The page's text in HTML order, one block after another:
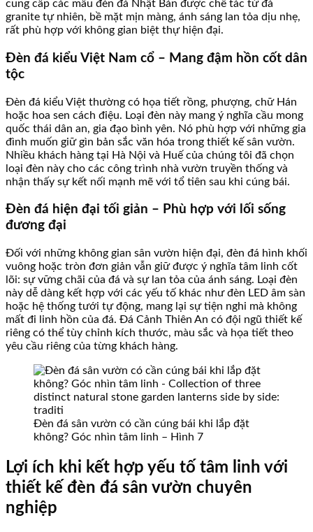
cung cấp các mẫu đèn đá Nhật Bản được chế tác từ đá
granite tự nhiên, bề mặt mịn màng, ánh sáng lan tỏa dịu nhẹ,
rất phù hợp với không gian biệt thự hiện đại.
Đèn đá kiểu Việt Nam cổ – Mang đậm hồn cốt dân
tộc
Đèn đá kiểu Việt thường có họa tiết rồng, phượng, chữ Hán
hoặc hoa sen cách điệu. Loại đèn này mang ý nghĩa cầu mong
quốc thái dân an, gia đạo bình yên. Nó phù hợp với những gia
đình muốn giữ gìn bản sắc văn hóa trong thiết kế sân vườn.
Nhiều khách hàng tại Hà Nội và Huế của chúng tôi đã chọn
loại đèn này cho các công trình nhà vườn truyền thống và
nhận thấy sự kết nối mạnh mẽ với tổ tiên sau khi cúng bái.
Đèn đá hiện đại tối giản – Phù hợp với lối sống
đương đại
Đối với những không gian sân vườn hiện đại, đèn đá hình khối
vuông hoặc tròn đơn giản vẫn giữ được ý nghĩa tâm linh cốt
lõi: sự vững chãi của đá và sự lan tỏa của ánh sáng. Loại đèn
này dễ dàng kết hợp với các yếu tố khác như đèn LED âm sàn
hoặc hệ thống tưới tự động, mang lại sự tiện nghi mà không
mất đi linh hồn của đá. Đá Cảnh Thiên An có đội ngũ thiết kế
riêng có thể tùy chỉnh kích thước, màu sắc và họa tiết theo
yêu cầu riêng của từng khách hàng.
Đèn đá sân vườn có cần cúng bái khi lắp đặt
không? Góc nhìn tâm linh – Hình 7
Lợi ích khi kết hợp yếu tố tâm linh với
thiết kế đèn đá sân vườn chuyên
nghiệp